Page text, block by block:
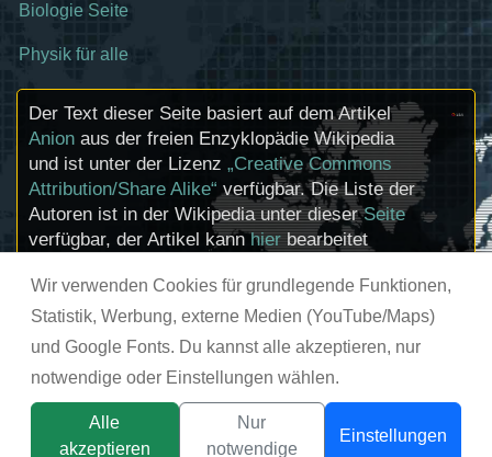
Wir verwenden Cookies für grundlegende Funktionen,
Statistik, Werbung, externe Medien (YouTube/Maps)
und Google Fonts. Du kannst alle akzeptieren, nur
notwendige oder Einstellungen wählen.
Alle
akzeptieren
Nur
notwendige
Einstellungen
Biologie Seite
Physik für alle
Der Text dieser Seite basiert auf dem Artikel
Anion aus der freien Enzyklopädie Wikipedia
und ist unter der Lizenz „Creative Commons
Attribution/Share Alike“ verfügbar. Die Liste der
Autoren ist in der Wikipedia unter dieserSeite
verfügbar, der Artikel kannhierbearbeitet
zum Lizenzstatus eingebundener Mediendateien
(etwa Bilder oder Videos) können im Regelfall
durch Anklicken dieser abgerufen werden.
© chemie-schule.de 2026